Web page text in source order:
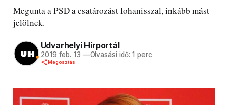
Megunta a PSD a csatározást Iohanisszal, inkább mást
jelölnek.
Udvarhelyi Hírportál
2019 feb. 13 —Olvasási idő: 1 perc
Megosztás